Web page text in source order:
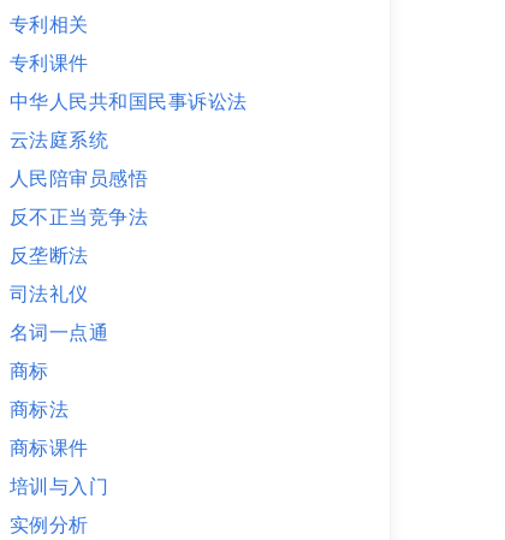
专利相关
专利课件
中华人民共和国民事诉讼法
云法庭系统
人民陪审员感悟
反不正当竞争法
反垄断法
司法礼仪
名词一点通
商标
商标法
商标课件
培训与入门
实例分析